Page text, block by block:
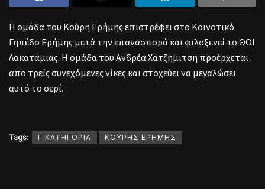
Η ομάδα του Κούρη Ερήμης επιστρέφει στο Κοινοτικό
Γηπέδο Ερήμης μετά την επανασπορά και φιλοξενεί το ΘΟΙ
Λακατάμιας. Η ομάδα του Ανδρέα Χατζημιτση προέρχεται
απο τρείς συνεχόμενες νίκες και στοχεύει να μεγαλώσει
αυτό το σερί.
Tags: Γ ΚΑΤΗΓΟΡΙΑ ΚΟΥΡΗΣ ΕΡΗΜΗΣ